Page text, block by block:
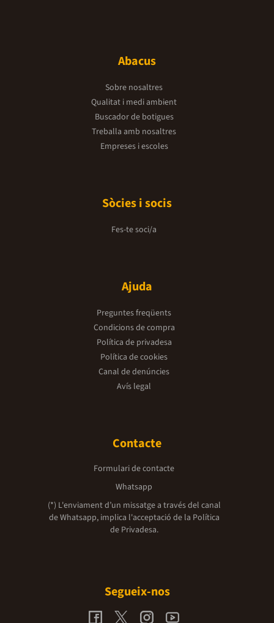
Abacus
Sobre nosaltres
Qualitat i medi ambient
Buscador de botigues
Treballa amb nosaltres
Empreses i escoles
Sòcies i socis
Fes-te soci/a
Ajuda
Preguntes freqüents
Condicions de compra
Política de privadesa
Política de cookies
Canal de denúncies
Avís legal
Contacte
Formulari de contacte
Whatsapp
(*) L'enviament d’un missatge a través del canal
de Whatsapp, implica l'acceptació de la Política
de Privadesa.
Segueix-nos